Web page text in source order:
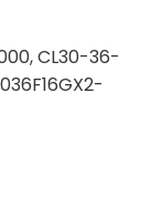
CL30-36-